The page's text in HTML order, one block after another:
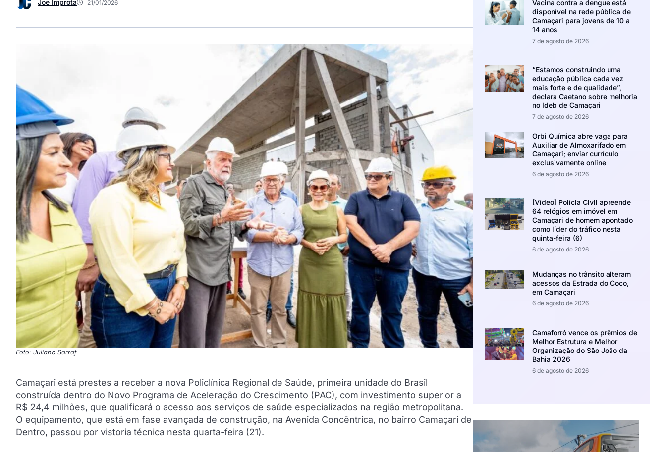
Joe Improta 21/01/2026
Foto: Juliano Sarraf
Camaçari está prestes a receber a nova Policlínica Regional de Saúde, primeira unidade do Brasil
construída dentro do Novo Programa de Aceleração do Crescimento (PAC), com investimento superior a
R$ 24,4 milhões, que qualificará o acesso aos serviços de saúde especializados na região metropolitana.
O equipamento, que está em fase avançada de construção, na Avenida Concêntrica, no bairro Camaçari de
Dentro, passou por vistoria técnica nesta quarta-feira (21).
Vacina contra a dengue está
disponível na rede pública de
Camaçari para jovens de 10 a
14 anos
7 de agosto de 2026
“Estamos construindo uma
educação pública cada vez
mais forte e de qualidade”,
declara Caetano sobre melhoria
no Ideb de Camaçari
7 de agosto de 2026
Orbi Química abre vaga para
Auxiliar de Almoxarifado em
Camaçari; enviar currículo
exclusivamente online
6 de agosto de 2026
[Vídeo] Polícia Civil apreende
64 relógios em imóvel em
Camaçari de homem apontado
como líder do tráfico nesta
quinta-feira (6)
6 de agosto de 2026
Mudanças no trânsito alteram
acessos da Estrada do Coco,
em Camaçari
6 de agosto de 2026
Camaforró vence os prêmios de
Melhor Estrutura e Melhor
Organização do São João da
Bahia 2026
6 de agosto de 2026